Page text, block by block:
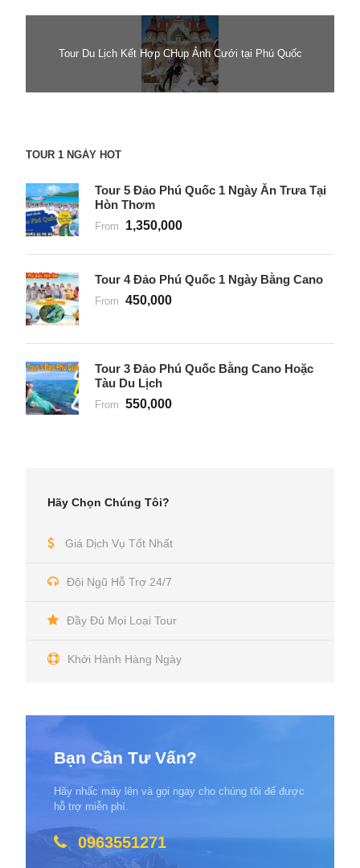
Tour Du Lịch Kết Hợp CHụp Ảnh Cưới tại Phú Quốc
TOUR 1 NGÀY HOT
Tour 5 Đảo Phú Quốc 1 Ngày Ăn Trưa Tại
Hòn Thơm
From 1,350,000
Tour 4 Đảo Phú Quốc 1 Ngày Bằng Cano
From 450,000
Tour 3 Đảo Phú Quốc Bằng Cano Hoặc
Tàu Du Lịch
From 550,000
Hãy Chọn Chúng Tôi?
Giá Dịch Vụ Tốt Nhất
Đội Ngũ Hỗ Trợ 24/7
Đầy Đủ Mọi Loại Tour
Khởi Hành Hàng Ngày
Bạn Cần Tư Vấn?
Hãy nhấc máy lên và gọi ngay cho chúng tôi để được
hỗ trợ miễn phí.
0963551271